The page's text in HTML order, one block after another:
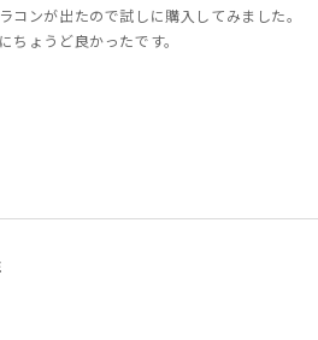
ンが出たので試しに購入してみました。
ょうど良かったです。